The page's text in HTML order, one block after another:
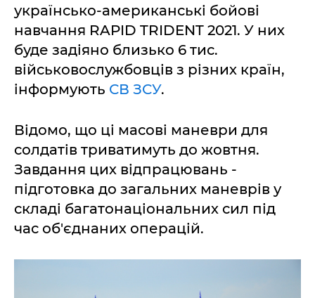
українсько-американські бойові
навчання RAPID TRIDENT 2021. У них
буде задіяно близько 6 тис.
військовослужбовців з різних країн,
інформують СВ ЗСУ.
Відомо, що ці масові маневри для
солдатів триватимуть до жовтня.
Завдання цих відпрацювань -
підготовка до загальних маневрів у
складі багатонаціональних сил під
час об'єднаних операцій.